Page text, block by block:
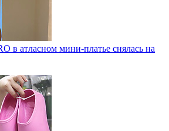
в атласном мини-платье снялась на